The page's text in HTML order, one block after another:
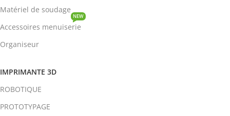
Matériel de soudage
Accessoires menuiserie
NEW
Organiseur
IMPRIMANTE 3D
ROBOTIQUE
PROTOTYPAGE